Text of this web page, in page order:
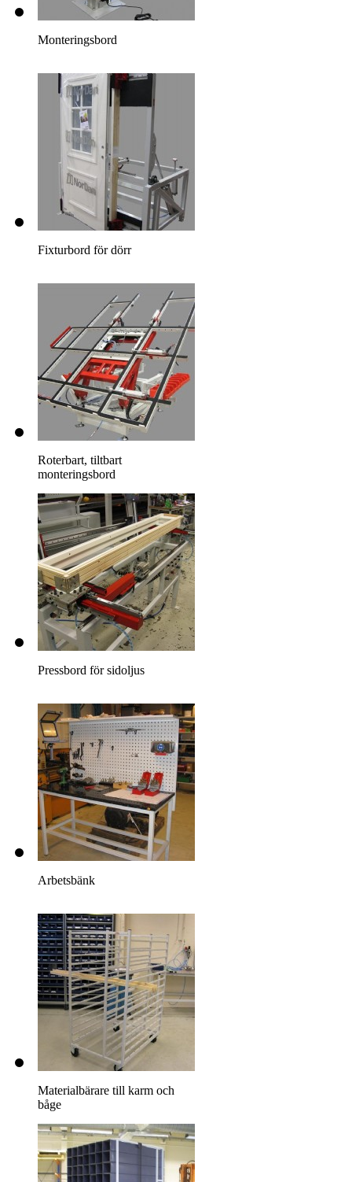
Monteringsbord
Fixturbord för dörr
Roterbart, tiltbart
monteringsbord
Pressbord för sidoljus
Arbetsbänk
Materialbärare till karm och
båge